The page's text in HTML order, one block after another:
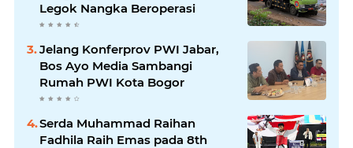
Legok Nangka Beroperasi
Jelang Konferprov PWI Jabar,
Bos Ayo Media Sambangi
Rumah PWI Kota Bogor
Serda Muhammad Raihan
Fadhila Raih Emas pada 8th